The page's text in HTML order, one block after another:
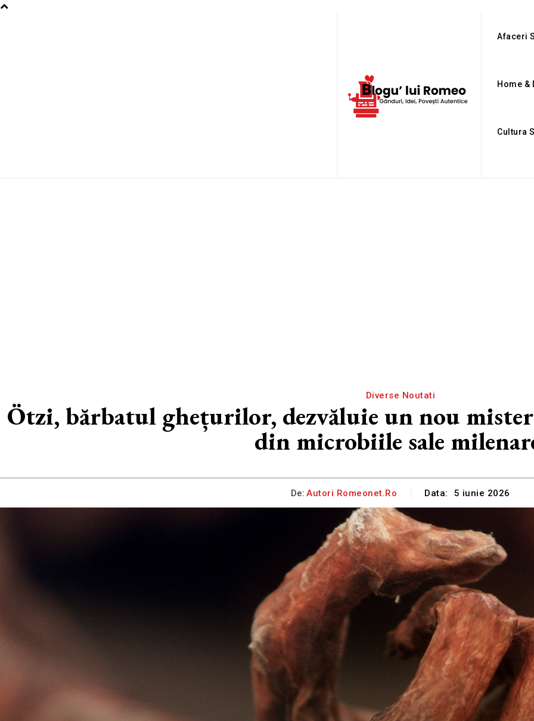
Afaceri
Home &
Cultura
Diverse Noutati
Ötzi, bărbatul ghețurilor, dezvăluie un nou
din microbiile sale
De: Autori Romeonet.ro Data: 5 iunie 2026